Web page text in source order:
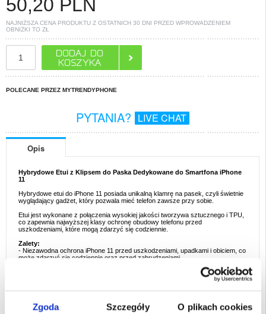
Zgoda Szczegóły O plikach cookies
50,20 PLN
NAJNIŻSZA CENA PRODUKTU Z OSTATNICH 30 DNI PRZED WPROWADZENIEM
OBNIŻKI TO ZŁ
POLECANE PRZEZ MYTRENDYPHONE
PYTANIA? LIVE CHAT
Opis
Hybrydowe Etui z Klipsem do Paska Dedykowane do Smartfona iPhone
11
Hybrydowe etui do iPhone 11 posiada unikalną klamrę na pasek, czyli świetnie
wyglądający gadżet, który pozwala mieć telefon zawsze przy sobie.
Etui jest wykonane z połączenia wysokiej jakości tworzywa sztucznego i TPU,
co zapewnia najwyższej klasy ochronę obudowy telefonu przed
uszkodzeniami, które mogą zdarzyć się codziennie.
Zalety:
- Niezawodna ochrona iPhone 11 przed uszkodzeniami, upadkami i obiciem, co
może zdarzyć się codziennie oraz przed zabrudzeniami
- Wbudowana podpórka zapewnia idealną pozycję do oglądania multimediów i
- Nowoczesny design z funkcją antypoślizgową, co poprawia trzymanie w dłoni